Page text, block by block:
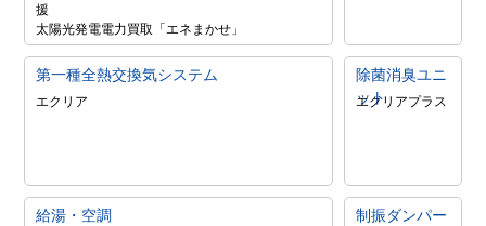
援
太陽光発電電力買取「エネまかせ」
第一種全熱交換気システム
エクリア
除菌消臭ユニ
ット
エクリアプラス
給湯・空調 制振ダンパー